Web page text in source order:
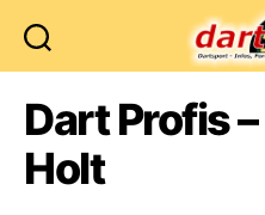
Dart Profis
Holt